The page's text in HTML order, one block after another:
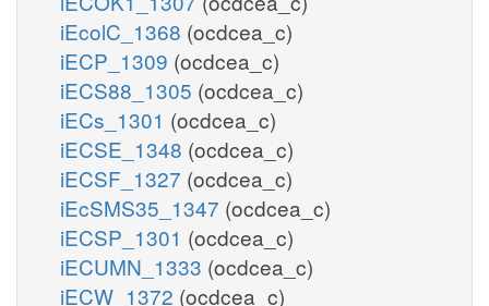
iEcolC_1368 (ocdcea_c)
iECP_1309 (ocdcea_c)
iECS88_1305 (ocdcea_c)
iECs_1301 (ocdcea_c)
iECSE_1348 (ocdcea_c)
iECSF_1327 (ocdcea_c)
iEcSMS35_1347 (ocdcea_c)
iECSP_1301 (ocdcea_c)
iECUMN_1333 (ocdcea_c)
iECW_1372 (ocdcea_c)